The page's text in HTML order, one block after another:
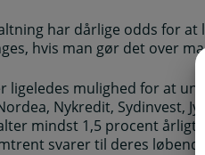
har dårlige odds for
hvis man gør det over
ligeledes mulighed for at
Nykredit, Sydinvest,
mindst 1,5 procent årligt
svarer til deres